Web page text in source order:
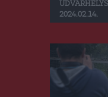
2024.02.14.